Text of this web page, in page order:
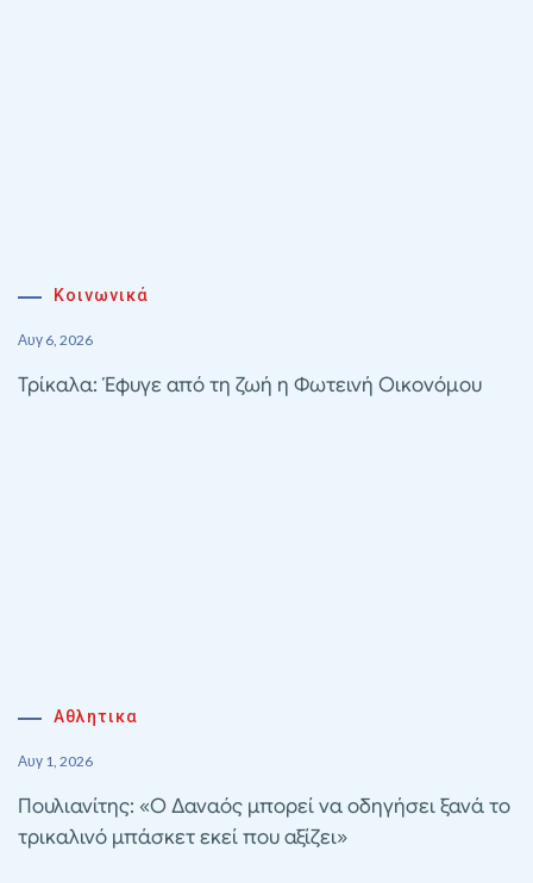
Κοινωνικά
Αυγ 6, 2026
Τρίκαλα: Έφυγε από τη ζωή η Φωτεινή Οικονόμου
Αθλητικα
Αυγ 1, 2026
Πουλιανίτης: «Ο Δαναός μπορεί να οδηγήσει ξανά το
τρικαλινό μπάσκετ εκεί που αξίζει»